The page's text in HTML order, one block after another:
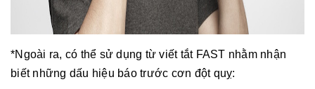
*Ngoài ra, có thể sử dụng từ viết tắt FAST nhằm nhận
biết những dấu hiệu báo trước cơn đột quỵ: